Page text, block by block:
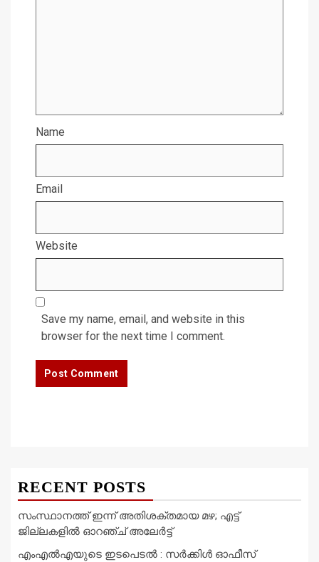
Name
Email
Website
Save my name, email, and website in this
browser for the next time I comment.
RECENT POSTS
സംസ്ഥാനത്ത് ഇന്ന് അതിശക്തമായ മഴ; എട്ട്
ജില്ലകളിൽ ഓറഞ്ച് അലേര്‍ട്ട്
എംഎൽഎയുടെ ഇടപെടൽ : സര്‍ക്കിള്‍ ഓഫീസ്